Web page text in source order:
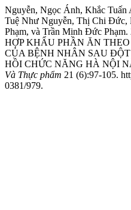
Nguyễn, Ngọc Ánh, Khắc
Tuệ Như Nguyễn, Thị Chi
Phạm, và Trần Minh Đức
HỢP KHẨU PHẦN ĂN
CỦA BỆNH NHÂN SAU
HỒI CHỨC NĂNG HÀ NỘI
Và Thực phẩm 21 (6):97-105.
0381/979.